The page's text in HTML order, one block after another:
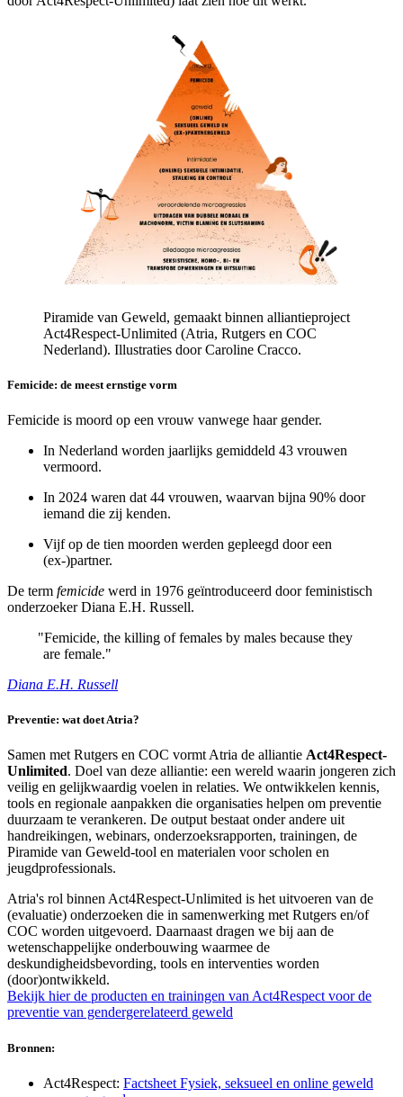
Piramide van Geweld, gemaakt binnen alliantieproject
Act4Respect-Unlimited (Atria, Rutgers en COC
Nederland). Illustraties door Caroline Cracco.
Femicide: de meest ernstige vorm
Femicide is moord op een vrouw vanwege haar gender.
In Nederland worden jaarlijks gemiddeld 43 vrouwen
vermoord.
In 2024 waren dat 44 vrouwen, waarvan bijna 90% door
iemand die zij kenden.
Vijf op de tien moorden werden gepleegd door een
(ex-)partner.
De term femicide werd in 1976 geïntroduceerd door feministisch
onderzoeker Diana E.H. Russell.
"Femicide, the killing of females by males because they
are female."
Diana E.H. Russell
Preventie: wat doet Atria?
Samen met Rutgers en COC vormt Atria de alliantie Act4Respect-
Unlimited. Doel van deze alliantie: een wereld waarin jongeren zich
veilig en gelijkwaardig voelen in relaties. We ontwikkelen kennis,
tools en regionale aanpakken die organisaties helpen om preventie
duurzaam te verankeren. De output bestaat onder andere uit
handreikingen, webinars, onderzoeksrapporten, trainingen, de
Piramide van Geweld-tool en materialen voor scholen en
jeugdprofessionals.
Atria's rol binnen Act4Respect-Unlimited is het uitvoeren van de
(evaluatie) onderzoeken die in samenwerking met Rutgers en/of
COC worden uitgevoerd. Daarnaast dragen we bij aan de
wetenschappelijke onderbouwing waarmee de
deskundigheidsbevording, tools en interventies worden
(door)ontwikkeld.
Bekijk hier de producten en trainingen van Act4Respect voor de
preventie van gendergerelateerd geweld
Bronnen:
Act4Respect: Factsheet Fysiek, seksueel en online geweld